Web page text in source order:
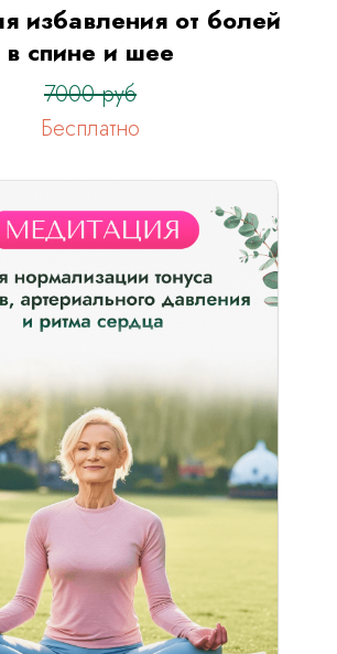
избавления от болей
в спине и шее
7000 руб
Бесплатно
“Я сам”
куратором”